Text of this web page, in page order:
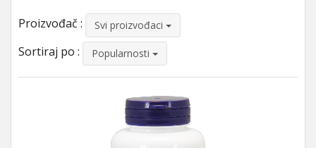
Proizvođač : Svi proizvođaci
Sortiraj po : Popularnosti